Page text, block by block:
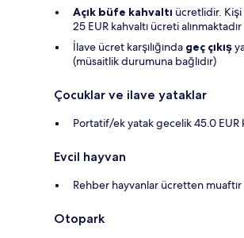
Açık büfe kahvaltı ücretlidir. Kişi
25 EUR kahvaltı ücreti alınmaktadır
İlave ücret karşılığında geç çıkış
(müsaitlik durumuna bağlıdır)
Çocuklar ve ilave yataklar
Portatif/ek yatak gecelik 45.0 EUR
Evcil hayvan
Rehber hayvanlar ücretten muaftır
Otopark